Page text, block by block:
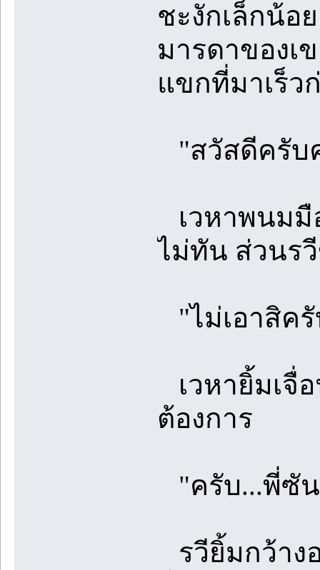
ชะงักเล็กน้อ
มารดาของเ
แขกที่มาเร็
"สวัสดีครับ
เวหาพนมมื
ไม่ทัน ส่วนร
"ไม่เอาสิค
เวหายิ้มเจื่
ต้องการ
"ครับ...พี่ซั
รวียิ้มกว้าง